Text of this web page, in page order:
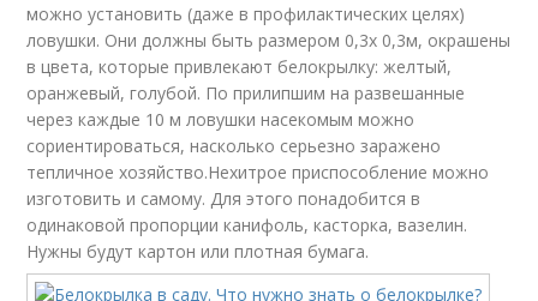
можно установить (даже в профилактических целях)
ловушки. Они должны быть размером 0,3х 0,3м, окрашены
в цвета, которые привлекают белокрылку: желтый,
оранжевый, голубой. По прилипшим на развешанные
через каждые 10 м ловушки насекомым можно
сориентироваться, насколько серьезно заражено
тепличное хозяйство.Нехитрое приспособление можно
изготовить и самому. Для этого понадобится в
одинаковой пропорции канифоль, касторка, вазелин.
Нужны будут картон или плотная бумага.